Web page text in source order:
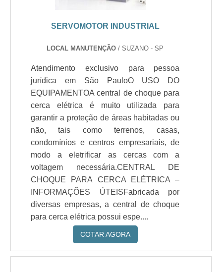
SERVOMOTOR INDUSTRIAL
LOCAL MANUTENÇÃO / SUZANO - SP
Atendimento exclusivo para pessoa
jurídica em São PauloO USO DO
EQUIPAMENTOA central de choque para
cerca elétrica é muito utilizada para
garantir a proteção de áreas habitadas ou
não, tais como terrenos, casas,
condomínios e centros empresariais, de
modo a eletrificar as cercas com a
voltagem necessária.CENTRAL DE
CHOQUE PARA CERCA ELÉTRICA –
INFORMAÇÕES ÚTEISFabricada por
diversas empresas, a central de choque
para cerca elétrica possui espe....
COTAR AGORA